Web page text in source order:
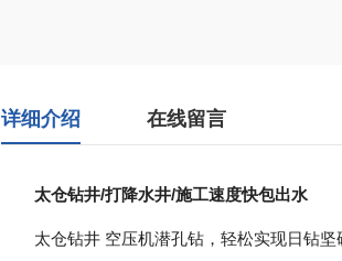
详细介绍 在线留言
太仓钻井/打降水井/施工速度快包出水
太仓钻井 空压机潜孔钻，轻松实现日钻